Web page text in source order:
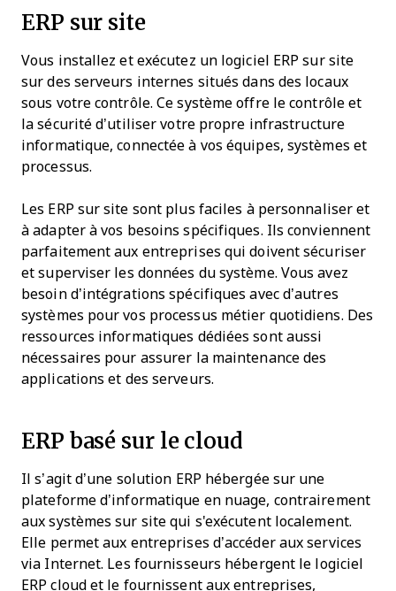
ERP sur site
Vous installez et exécutez un logiciel ERP sur site
sur des serveurs internes situés dans des locaux
sous votre contrôle. Ce système offre le contrôle et
la sécurité d’utiliser votre propre infrastructure
informatique, connectée à vos équipes, systèmes et
processus.
Les ERP sur site sont plus faciles à personnaliser et
à adapter à vos besoins spécifiques. Ils conviennent
parfaitement aux entreprises qui doivent sécuriser
et superviser les données du système. Vous avez
besoin d’intégrations spécifiques avec d’autres
systèmes pour vos processus métier quotidiens. Des
ressources informatiques dédiées sont aussi
nécessaires pour assurer la maintenance des
applications et des serveurs.
ERP basé sur le cloud
Il s’agit d’une solution ERP hébergée sur une
plateforme d’informatique en nuage, contrairement
aux systèmes sur site qui s'exécutent localement.
Elle permet aux entreprises d’accéder aux services
via Internet. Les fournisseurs hébergent le logiciel
ERP cloud et le fournissent aux entreprises,